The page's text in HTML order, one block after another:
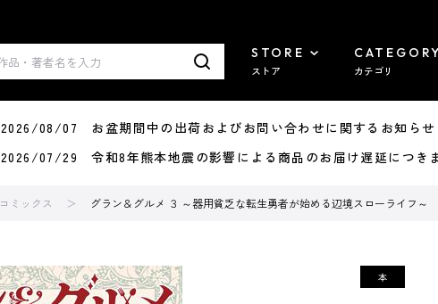
STORE
ストア
CATEGORY
カテゴリ
2026/08/07 お盆期間中の出荷およびお問い合わせに関するお知らせ
2026/07/29 令和8年熊本地震の影響による商品のお届け遅延につき
コミックス グラン＆グルメ ３ ～器用貧乏な転生勇者が始める辺境スローライフ～